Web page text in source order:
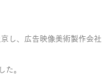
し、広告映像美術製作会社
た。